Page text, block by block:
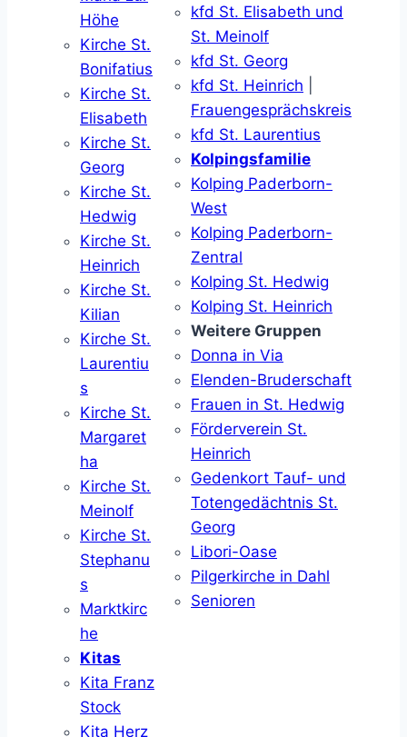
Höhe
Kirche St.
Bonifatius
Kirche St.
Elisabeth
Kirche St.
Georg
Kirche St.
Hedwig
Kirche St.
Heinrich
Kirche St.
Kilian
Kirche St.
Laurentiu
s
Kirche St.
Margaret
ha
Kirche St.
Meinolf
Kirche St.
Stephanu
s
Marktkirc
he
Kitas
Kita Franz
Stock
Kita Herz
kfd St. Elisabeth und
St. Meinolf
kfd St. Georg
kfd St. Heinrich
Frauengesprächskreis
kfd St. Laurentius
Kolpingsfamilie
Kolping Paderborn-
West
Kolping Paderborn-
Zentral
Kolping St. Hedwig
Kolping St. Heinrich
Weitere Gruppen
Donna in Via
Elenden-Bruderschaft
Frauen in St. Hedwig
Förderverein St.
Heinrich
Gedenkort Tauf- und
Totengedächtnis St.
Georg
Libori-Oase
Pilgerkirche in Dahl
Senioren